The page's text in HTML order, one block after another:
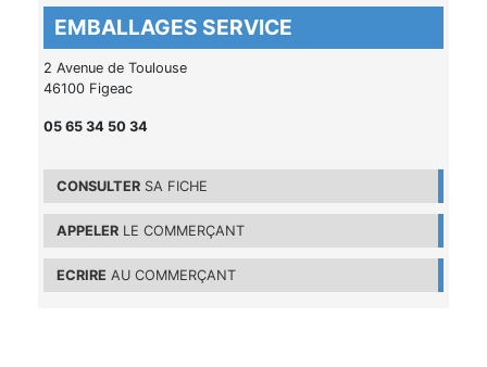
EMBALLAGES SERVICE
2 Avenue de Toulouse
46100 Figeac
05 65 34 50 34
CONSULTER SA FICHE
APPELER LE COMMERÇANT
ECRIRE AU COMMERÇANT